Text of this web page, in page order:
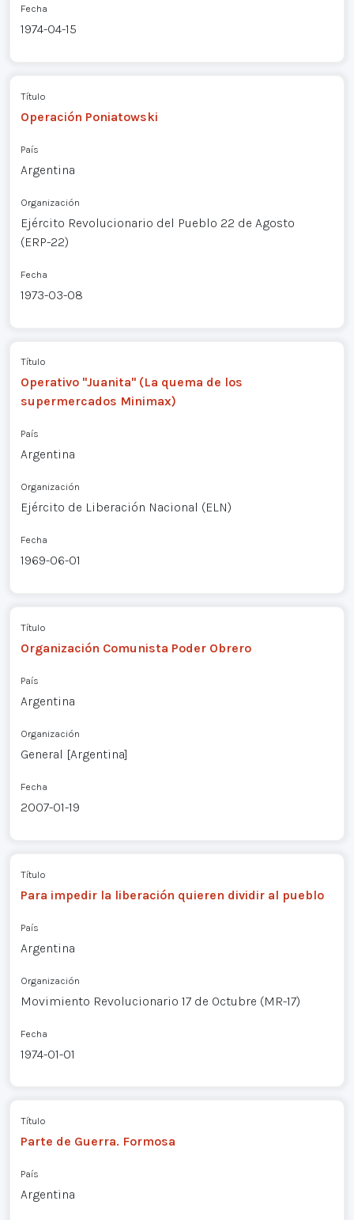
Fecha
1974-04-15
Título
Operación Poniatowski
País
Argentina
Organización
Ejército Revolucionario del Pueblo 22 de Agosto
(ERP-22)
Fecha
1973-03-08
Título
Operativo "Juanita" (La quema de los
supermercados Minimax)
País
Argentina
Organización
Ejército de Liberación Nacional (ELN)
Fecha
1969-06-01
Título
Organización Comunista Poder Obrero
País
Argentina
Organización
General [Argentina]
Fecha
2007-01-19
Título
Para impedir la liberación quieren dividir al pueblo
País
Argentina
Organización
Movimiento Revolucionario 17 de Octubre (MR-17)
Fecha
1974-01-01
Título
Parte de Guerra. Formosa
País
Argentina